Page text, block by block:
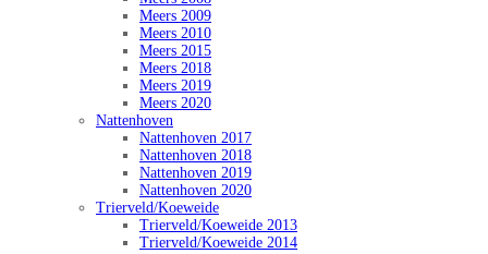
Meers 2009
Meers 2010
Meers 2015
Meers 2018
Meers 2019
Meers 2020
Nattenhoven
Nattenhoven 2017
Nattenhoven 2018
Nattenhoven 2019
Nattenhoven 2020
Trierveld/Koeweide
Trierveld/Koeweide 2013
Trierveld/Koeweide 2014